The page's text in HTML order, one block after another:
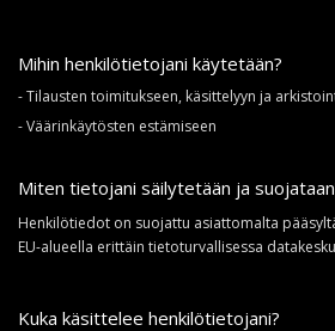
Mihin henkilötietojani käytetään?
- Tilausten toimitukseen, käsittelyyn ja
- Väärinkäytösten estämiseen
Miten tietojani säilytetään ja
Henkilötiedot on suojattu asiattomalta
EU-alueella erittäin tietoturvallisessa
Kuka käsittelee henkilötietojani?